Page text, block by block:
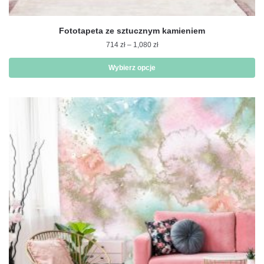
Fototapeta ze sztucznym kamieniem
714 zł – 1,080 złZakres
714 zł
1,080 zł
Wybierz opcje
produkt
ma
wiele
wariantów.
Opcje
można
wybrać
na
stronie
produktu